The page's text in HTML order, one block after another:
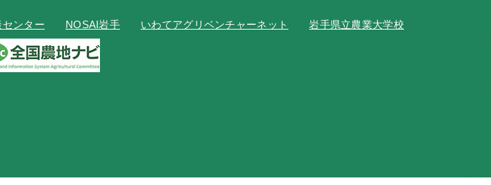
ンター NOSAI岩手 いわてアグリベンチャーネット 岩手県立農業大学校